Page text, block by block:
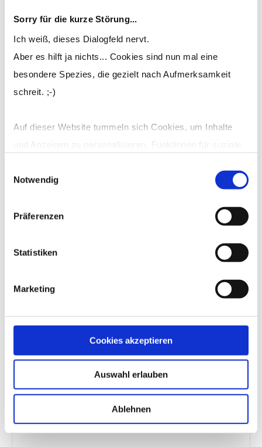
Sorry für die kurze Störung...
Ich weiß, dieses Dialogfeld nervt.
Aber es hilft ja nichts... Cookies sind nun mal eine
besondere Spezies, die gezielt nach Aufmerksamkeit
schreit. ;-)
Auf dieser Website tummeln sich Cookies, um Inhalte
Website zu analysieren.
Mehr dazu erfährst Du in meiner Cookie-Erklärung und in
Notwendig
Präferenzen
Statistiken
Marketing
Cookies akzeptieren
Auswahl erlauben
Ablehnen
Block 2: Persönlichkeitstypen +
Charakterstärken
Block 3: Persönlichkeitsphase +
Psychische Bedürfnisse
Block 4: Persönlichkeitsanteile +
Block 5: Kommunikationskanäle
Block 6: Misskommunikation Teil 1
Block 7: Misskommunikation Teil 2
Organisatorisches
Ablauf + technische
Voraussetzungen